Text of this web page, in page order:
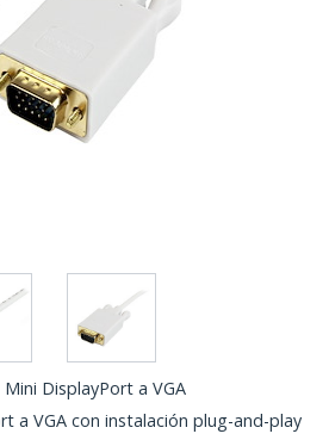
DisplayPort a VGA
a VGA con instalación plug-and-play